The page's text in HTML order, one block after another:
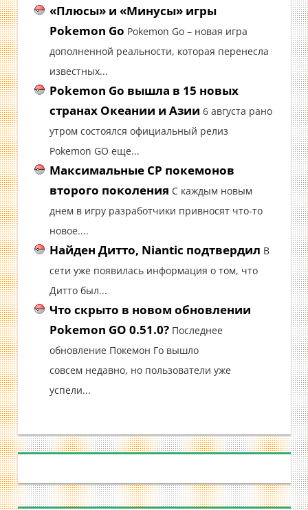
«Плюсы» и «Минусы» игры
Pokemon Go Pokemon Go – новая игра
дополненной реальности, которая перенесла
известных...
Pokemon Go вышла в 15 новых
странах Океании и Азии 6 августа рано
утром состоялся официальный релиз
Pokemon GO еще...
Максимальные CP покемонов
второго поколения С каждым новым
днем в игру разработчики привносят что-то
новое....
Найден Дитто, Niantic подтвердил В
сети уже появилась информация о том, что
Дитто был...
Что скрыто в новом обновлении
Pokemon GO 0.51.0? Последнее
обновление Покемон Го вышло
совсем недавно, но пользователи уже
успели...